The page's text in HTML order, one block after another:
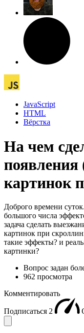
JavaScript
HTML
Вёрстка
На чем
картинок
Доброго времени
большого числа
задача сделать
картинок при
такие эффекты? и
картинки?
Вопрос задан
962 просмотра
Комментировать
Подписаться 2